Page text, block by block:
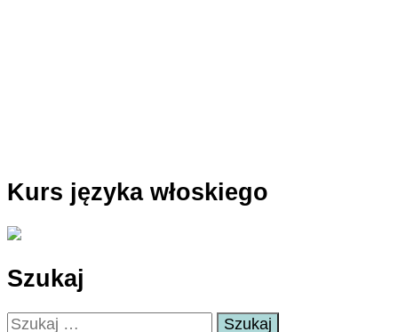
Kurs języka włoskiego
Szukaj
Szukaj: